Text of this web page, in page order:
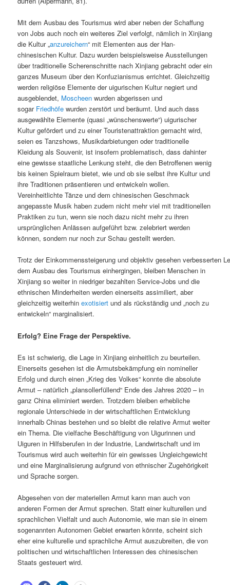
Mit dem Ausbau des Tourismus wird aber neben der Schaffung
von Jobs auch noch ein weiteres Ziel verfolgt, nämlich in Xinjiang
die Kultur „anzureichern“ mit Elementen aus der Han-
chinesischen Kultur. Dazu wurden beispielsweise Ausstellungen
über traditionelle Scherenschnitte nach Xinjiang gebracht oder ein
ganzes Museum über den Konfuzianismus errichtet. Gleichzeitig
werden religiöse Elemente der uigurischen Kultur negiert und
ausgeblendet, Moscheen wurden abgerissen und
sogar Friedhöfe wurden zerstört und beräumt. Und auch dass
ausgewählte Elemente (quasi „wünschenswerte“) uigurischer
Kultur gefördert und zu einer Touristenattraktion gemacht wird,
seien es Tanzshows, Musikdarbietungen oder traditionelle
Kleidung als Souvenir, ist insofern problematisch, dass dahinter
eine gewisse staatliche Lenkung steht, die den Betroffenen wenig
bis keinen Spielraum bietet, wie und ob sie selbst ihre Kultur und
ihre Traditionen präsentieren und entwickeln wollen.
Vereinheitlichte Tänze und dem chinesischen Geschmack
angepasste Musik haben zudem nicht mehr viel mit traditionellen
Praktiken zu tun, wenn sie noch dazu nicht mehr zu ihren
ursprünglichen Anlässen aufgeführt bzw. zelebriert werden
können, sondern nur noch zur Schau gestellt werden.
Trotz der Einkommenssteigerung und objektiv gesehen verbesserten
dem Ausbau des Tourismus einhergingen, bleiben Menschen in
Xinjiang so weiter in niedriger bezahlten Service-Jobs und die
ethnischen Minderheiten werden einerseits assimiliert, aber
gleichzeitig weiterhinexotisiert und als rückständig und „noch zu
entwickeln“ marginalisiert.
Erfolg? Eine Frage der Perspektive.
Es ist schwierig, die Lage in Xinjiang einheitlich zu beurteilen.
Einerseits gesehen ist die Armutsbekämpfung ein nomineller
Erfolg und durch einen „Krieg des Volkes“ konnte die absolute
Armut – natürlich „plansollerfüllend“ Ende des Jahres 2020 – in
ganz China eliminiert werden. Trotzdem bleiben erhebliche
regionale Unterschiede in der wirtschaftlichen Entwicklung
innerhalb Chinas bestehen und so bleibt die relative Armut weiter
ein Thema. Die vielfache Beschäftigung von Uigurinnen und
Uiguren in Hilfsberufen in der Industrie, Landwirtschaft und im
Tourismus wird auch weiterhin für ein gewisses Ungleichgewicht
und eine Marginalisierung aufgrund von ethnischer Zugehörigkeit
und Sprache sorgen.
Abgesehen von der materiellen Armut kann man auch von
anderen Formen der Armut sprechen. Statt einer kulturellen und
sprachlichen Vielfalt und auch Autonomie, wie man sie in einem
sogenannten Autonomen Gebiet erwarten könnte, scheint sich
eher eine kulturelle und sprachliche Armut auszubreiten, die von
politischen und wirtschaftlichen Interessen des chinesischen
Staats gesteuert wird.